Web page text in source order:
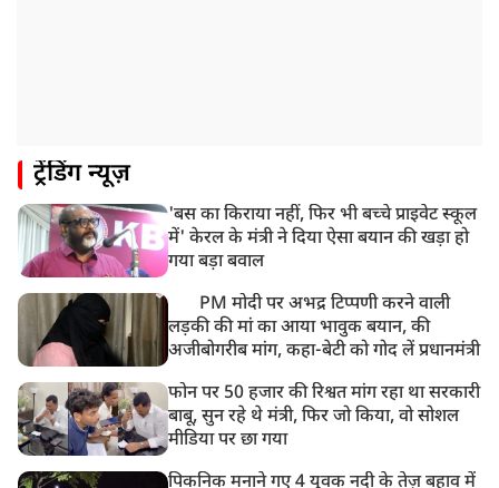
ट्रेंडिंग न्यूज़
'बस का किराया नहीं, फिर भी बच्चे प्राइवेट स्कूल
में' केरल के मंत्री ने दिया ऐसा बयान की खड़ा हो
गया बड़ा बवाल
PM मोदी पर अभद्र टिप्पणी करने वाली
लड़की की मां का आया भावुक बयान, की
अजीबोगरीब मांग, कहा-बेटी को गोद लें प्रधानमंत्री
फोन पर 50 हजार की रिश्वत मांग रहा था सरकारी
बाबू, सुन रहे थे मंत्री, फिर जो किया, वो सोशल
मीडिया पर छा गया
पिकनिक मनाने गए 4 युवक नदी के तेज़ बहाव में